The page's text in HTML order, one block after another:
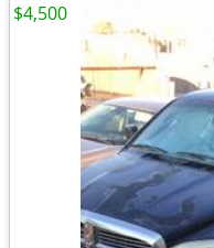
$4,500